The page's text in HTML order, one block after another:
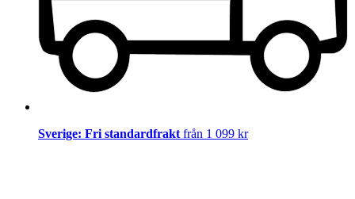
Sverige: Fri standardfrakt från 1 099 kr